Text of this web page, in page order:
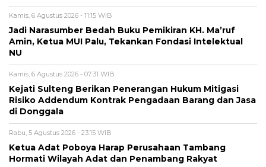
Kamis, 6 Agustus 2026 - 11:15 WIB
Jadi Narasumber Bedah Buku Pemikiran KH. Ma’ruf
Amin, Ketua MUI Palu, Tekankan Fondasi Intelektual
NU
Kamis, 6 Agustus 2026 - 07:31 WIB
Kejati Sulteng Berikan Penerangan Hukum Mitigasi
Risiko Addendum Kontrak Pengadaan Barang dan Jasa
di Donggala
Rabu, 5 Agustus 2026 - 23:15 WIB
Ketua Adat Poboya Harap Perusahaan Tambang
Hormati Wilayah Adat dan Penambang Rakyat